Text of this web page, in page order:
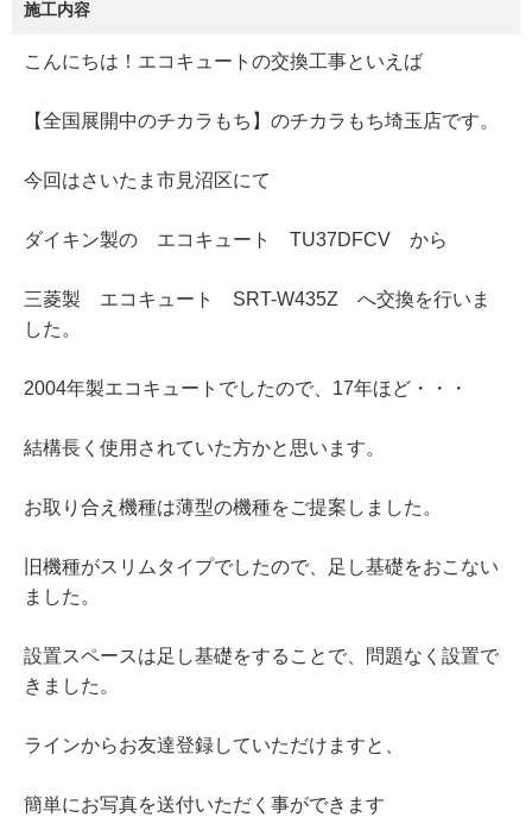
施工内容
こんにちは！エコキュートの交換工事といえば
【全国展開中のチカラもち】のチカラもち埼玉店です。
今回はさいたま市見沼区にて
ダイキン製の エコキュート TU37DFCV から
三菱製 エコキュート SRT-W435Z へ交換を行いま
した。
2004年製エコキュートでしたので、17年ほど・・・
結構長く使用されていた方かと思います。
お取り合え機種は薄型の機種をご提案しました。
旧機種がスリムタイプでしたので、足し基礎をおこない
ました。
設置スペースは足し基礎をすることで、問題なく設置で
きました。
ラインからお友達登録していただけますと、
簡単にお写真を送付いただく事ができます